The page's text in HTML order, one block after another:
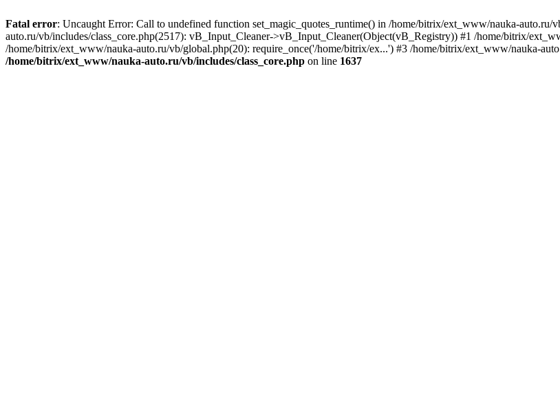
Fatal error: Uncaught Error: Call to undefined function set_magic_quotes_runtime() in /home/bitrix/ext_www/nauka-
auto.ru/vb/includes/class_core.php(2517): vB_Input_Cleaner->vB_Input_Cleaner(Object(vB_Registry)) #1 /home/bitrix/
/home/bitrix/ext_www/nauka-auto.ru/vb/global.php(20): require_once('/home/bitrix/ex...') #3 /home/bitrix/ext_www/nauka-
/home/bitrix/ext_www/nauka-auto.ru/vb/includes/class_core.php on line 1637